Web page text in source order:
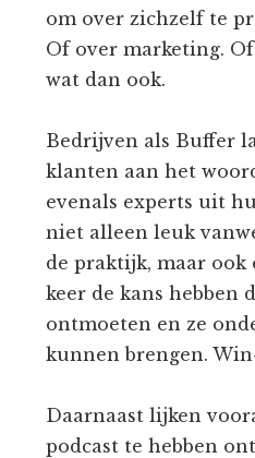
om over zichzelf te
Of over marketing.
wat dan ook.
Bedrijven als Buffer
klanten aan het
evenals experts uit
niet alleen leuk
de praktijk, maar ook
keer de kans hebben
ontmoeten en ze
kunnen brengen.
Daarnaast lijken
podcast te hebben